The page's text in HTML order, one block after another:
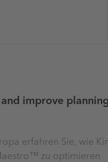
improve
erfahren Sie, wie
zu optimieren